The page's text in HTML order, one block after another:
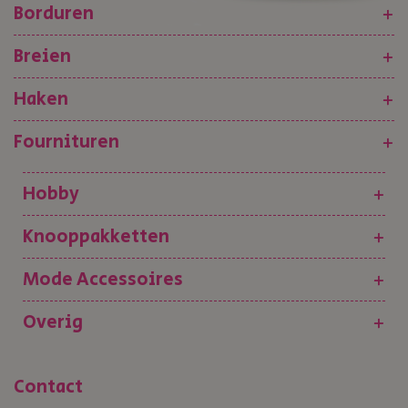
Borduren
+
Breien
+
Haken
+
Fournituren
+
Hobby
+
Knooppakketten
+
Mode Accessoires
+
Overig
+
Contact